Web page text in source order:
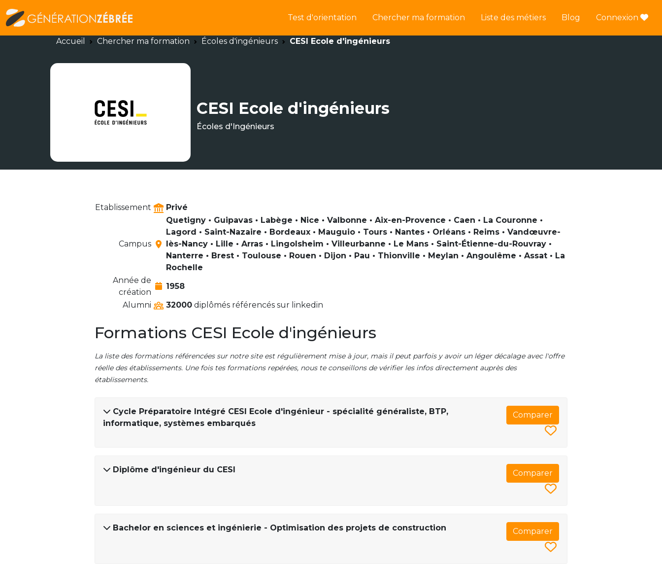
Test d'orientation Chercher ma formation Liste des métiers Blog Connexion
Accueil Chercher ma formation Écoles d'ingénieurs CESI Ecole d'ingénieurs
CESI Ecole d'ingénieurs
Écoles d'Ingénieurs
Etablissement Privé
Campus
Quetigny • Guipavas • Labège • Nice • Valbonne • Aix-en-Provence • Caen • La Couronne •
Lagord • Saint-Nazaire • Bordeaux • Mauguio • Tours • Nantes • Orléans • Reims • Vandœuvre-
lès-Nancy • Lille • Arras • Lingolsheim • Villeurbanne • Le Mans • Saint-Étienne-du-Rouvray •
Nanterre • Brest • Toulouse • Rouen • Dijon • Pau • Thionville • Meylan • Angoulême • Assat • La
Rochelle
Année de
création
1958
Alumni
32000 diplômés référencés sur linkedin
Formations CESI Ecole d'ingénieurs
La liste des formations référencées sur notre site est régulièrement mise à jour, mais il peut parfois y avoir un léger décalage avec l'offre
réelle des établissements. Une fois tes formations repérées, nous te conseillons de vérifier les infos directement auprès des
établissements.
Cycle Préparatoire Intégré CESI Ecole d'ingénieur - spécialité généraliste, BTP,
informatique, systèmes embarqués
Comparer
Diplôme d'ingénieur du CESI Comparer
Bachelor en sciences et ingénierie - Optimisation des projets de construction Comparer